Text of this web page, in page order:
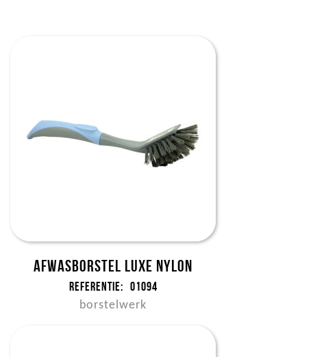
Afwasborstel Luxe nylon
Referentie: 01094
borstelwerk